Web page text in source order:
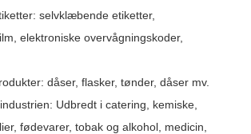
selvklæbende etiketter,
elektroniske overvågningskoder,
dåser, flasker, tønder, dåser mv.
Udbredt i catering, kemiske,
fødevarer, tobak og alkohol, medicin,